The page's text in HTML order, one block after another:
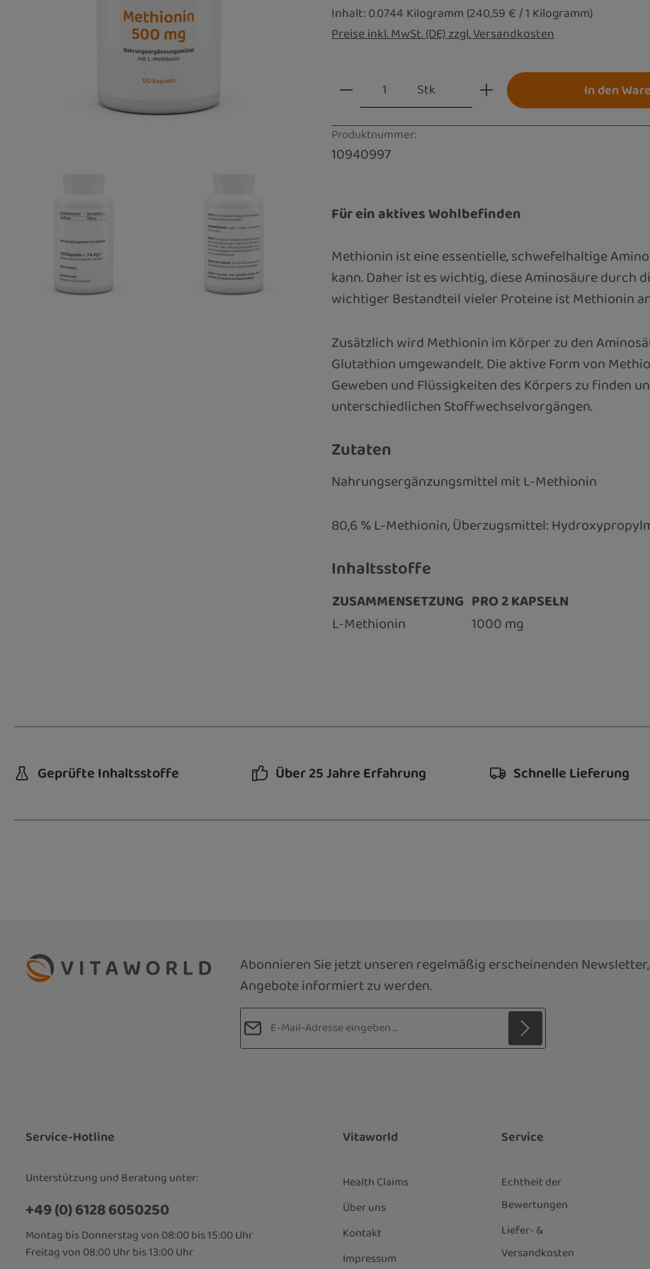
Inhalt:0.0744 Kilogramm (240,59 € / 1 Kilogramm)
Preise inkl. MwSt. (DE) zzgl. Versandkosten
Produkt Anzahl: Gib den gewünschten
Stk In den
Produktnummer:
10940997
Für ein aktives Wohlbefinden
Methionin ist eine essentielle, schwefelhaltige
kann. Daher ist es wichtig, diese Aminosäure durch
wichtiger Bestandteil vieler Proteine ist Methionin
Zusätzlich wird Methionin im Körper zu den
Glutathion umgewandelt. Die aktive Form von
Geweben und Flüssigkeiten des Körpers zu finden
unterschiedlichen Stoffwechselvorgängen.
Zutaten
Nahrungsergänzungsmittel mit L-Methionin
80,6 % L-Methionin, Überzugsmittel:
Inhaltsstoffe
ZUSAMMENSETZUNG PRO 2 KAPSELN
L-Methionin
1000 mg
Geprüfte Inhaltsstoffe Über 25 Jahre Erfahrung Schnelle Lieferung
Abonnieren Sie jetzt unseren regelmäßig erscheinenden
Angebote informiert zu werden.
E-Mail-Adresse*
bin mit ihnen einverstanden.
Service-Hotline
Unterstützung und Beratung unter:
+49 (0) 6128 6050250
Montag bis Donnerstag von 08:00 bis 15:00 Uhr
Freitag von 08:00 Uhr bis 13:00 Uhr
Vitaworld
Health Claims
Über uns
Kontakt
Impressum
Service
Echtheit der
Bewertungen
Liefer- &
Versandkosten